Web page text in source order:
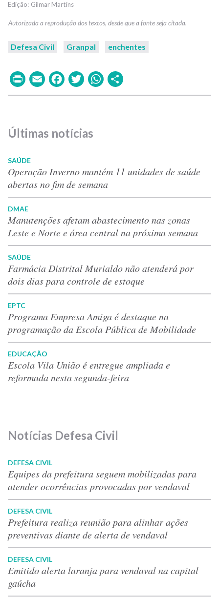
Gilmar Martins
Defesa Civil Granpal enchentes
PrintEmailFacebook
TwitterWhatsApp
Últimas notícias
SAÚDE
Operação Inverno mantém 11 unidades de saúde
abertas no fim de semana
DMAE
Manutenções afetam abastecimento nas zonas
Leste e Norte e área central na próxima semana
SAÚDE
Farmácia Distrital Murialdo não atenderá por
dois dias para controle de estoque
EPTC
Programa Empresa Amiga é destaque na
programação da Escola Pública de Mobilidade
EDUCAÇÃO
Escola Vila União é entregue ampliada e
reformada nesta segunda-feira
Notícias Defesa Civil
DEFESA CIVIL
Equipes da prefeitura seguem mobilizadas para
atender ocorrências provocadas por vendaval
DEFESA CIVIL
Prefeitura realiza reunião para alinhar ações
preventivas diante de alerta de vendaval
DEFESA CIVIL
Emitido alerta laranja para vendaval na capital
gaúcha